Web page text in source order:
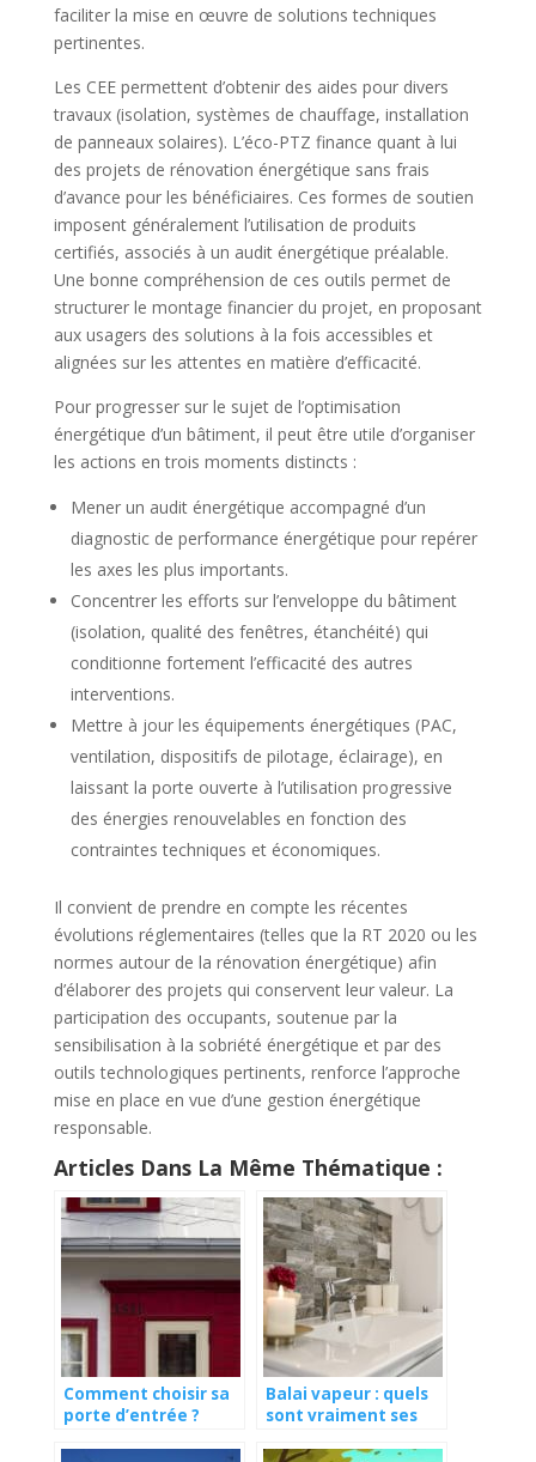
faciliter la mise en œuvre de solutions techniques
pertinentes.
Les CEE permettent d’obtenir des aides pour divers
travaux (isolation, systèmes de chauffage, installation
de panneaux solaires). L’éco-PTZ finance quant à lui
des projets de rénovation énergétique sans frais
d’avance pour les bénéficiaires. Ces formes de soutien
imposent généralement l’utilisation de produits
certifiés, associés à un audit énergétique préalable.
Une bonne compréhension de ces outils permet de
structurer le montage financier du projet, en proposant
aux usagers des solutions à la fois accessibles et
alignées sur les attentes en matière d’efficacité.
Pour progresser sur le sujet de l’optimisation
énergétique d’un bâtiment, il peut être utile d’organiser
les actions en trois moments distincts :
Mener un audit énergétique accompagné d’un
diagnostic de performance énergétique pour repérer
les axes les plus importants.
Concentrer les efforts sur l’enveloppe du bâtiment
(isolation, qualité des fenêtres, étanchéité) qui
conditionne fortement l’efficacité des autres
interventions.
Mettre à jour les équipements énergétiques (PAC,
ventilation, dispositifs de pilotage, éclairage), en
laissant la porte ouverte à l’utilisation progressive
des énergies renouvelables en fonction des
contraintes techniques et économiques.
Il convient de prendre en compte les récentes
évolutions réglementaires (telles que la RT 2020 ou les
normes autour de la rénovation énergétique) afin
d’élaborer des projets qui conservent leur valeur. La
participation des occupants, soutenue par la
sensibilisation à la sobriété énergétique et par des
outils technologiques pertinents, renforce l’approche
mise en place en vue d’une gestion énergétique
responsable.
Articles Dans La Même Thématique :
Comment choisir sa
porte d’entrée ?
Balai vapeur : quels
sont vraiment ses